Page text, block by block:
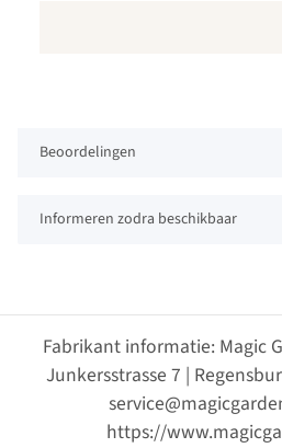
Beoordelingen
Informeren zodra beschikbaar
Fabrikant informatie: Magic
Junkersstrasse 7 |
https://